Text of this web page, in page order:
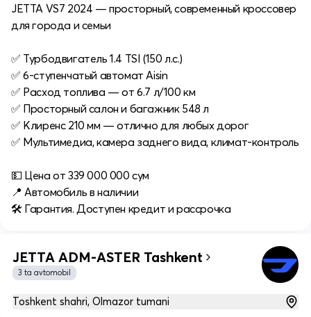
JETTA VS7 2024 — просторный, современный кроссовер
для города и семьи
✅ Турбодвигатель 1.4 TSI (150 л.с.)
✅ 6-ступенчатый автомат Aisin
✅ Расход топлива — от 6.7 л/100 км
✅ Просторный салон и багажник 548 л
✅ Клиренс 210 мм — отлично для любых дорог
✅ Мультимедиа, камера заднего вида, климат-контроль
💵 Цена от 339 000 000 сум
📍 Автомобиль в наличии
🛠 Гарантия. Доступен кредит и рассрочка
JETTA ADM-ASTER Tashkent
3 ta avtomobil
Toshkent shahri, Olmazor tumani